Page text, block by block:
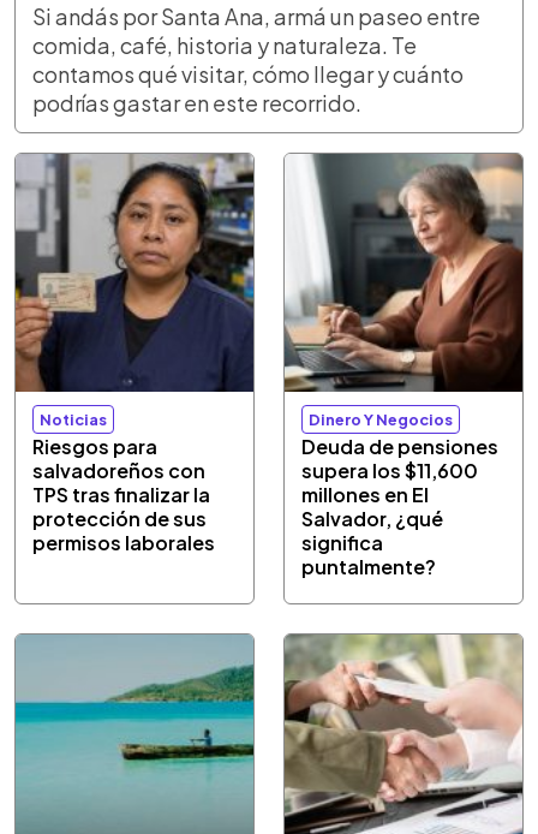
Si andás por Santa Ana, armá un paseo entre
comida, café, historia y naturaleza. Te
contamos qué visitar, cómo llegar y cuánto
podrías gastar en este recorrido.
Noticias
Riesgos para
salvadoreños con
TPS tras finalizar la
protección de sus
permisos laborales
Dinero Y Negocios
Deuda de pensiones
supera los $11,600
millones en El
Salvador, ¿qué
significa
puntalmente?